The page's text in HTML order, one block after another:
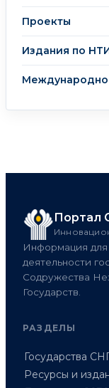
Проекты
Издания по
Портал
Информация
деятельности
Содружества
Государств.
РАЗДЕЛЫ
Государства
Ресурсы и